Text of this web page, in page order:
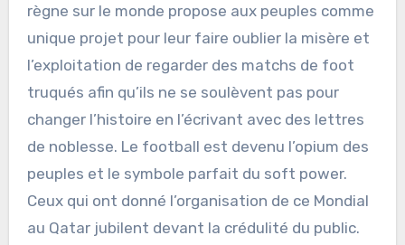
règne sur le monde propose aux peuples comme
unique projet pour leur faire oublier la misère et
l’exploitation de regarder des matchs de foot
truqués afin qu’ils ne se soulèvent pas pour
changer l’histoire en l’écrivant avec des lettres
de noblesse. Le football est devenu l’opium des
peuples et le symbole parfait du soft power.
Ceux qui ont donné l’organisation de ce Mondial
au Qatar jubilent devant la crédulité du public.